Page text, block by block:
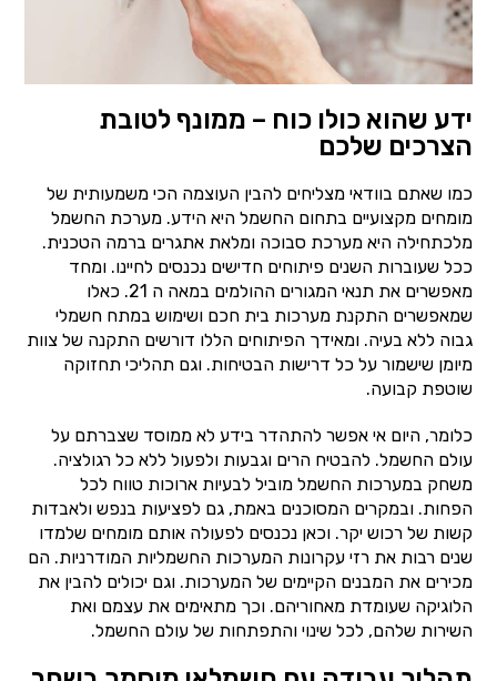
ידע שהוא כולו כוח – ממונף לטובת
הצרכים שלכם
כמו שאתם בוודאי מצליחים להבין העוצמה הכי משמעותית של
מומחים מקצועיים בתחום החשמל היא הידע. מערכת החשמל
מלכתחילה היא מערכת סבוכה ומלאת אתגרים ברמה הטכנית.
ככל שעוברות השנים פיתוחים חדישים נכנסים לחיינו. ומחד
מאפשרים את תנאי המגורים ההולמים במאה ה 21. כאלו
שמאפשרים התקנת מערכות בית חכם ושימוש במתח חשמלי
גבוה ללא בעיה. ומאידך הפיתוחים הללו דורשים התקנה של צוות
מיומן שישמור על כל דרישות הבטיחות. וגם תהליכי תחזוקה
שוטפת קבועה.
כלומר, היום אי אפשר להתהדר בידע לא ממוסד שצברתם על
עולם החשמל. להבטיח הרים וגבעות ולפעול ללא כל רגולציה.
משחק במערכות החשמל מוביל לבעיות ארוכות טווח לכל
הפחות. ובמקרים המסוכנים באמת, גם לפציעות בנפש ולאבדות
קשות של רכוש יקר. וכאן נכנסים לפעולה אותם מומחים שלמדו
שנים רבות את רזי עקרונות המערכות החשמליות המודרניות. הם
מכירים את המבנים הקיימים של המערכות. וגם יכולים להבין את
הלוגיקה שעומדת מאחוריהם. וכך מתאימים את עצמם ואת
השירות שלהם, לכל שינוי והתפתחות של עולם החשמל.